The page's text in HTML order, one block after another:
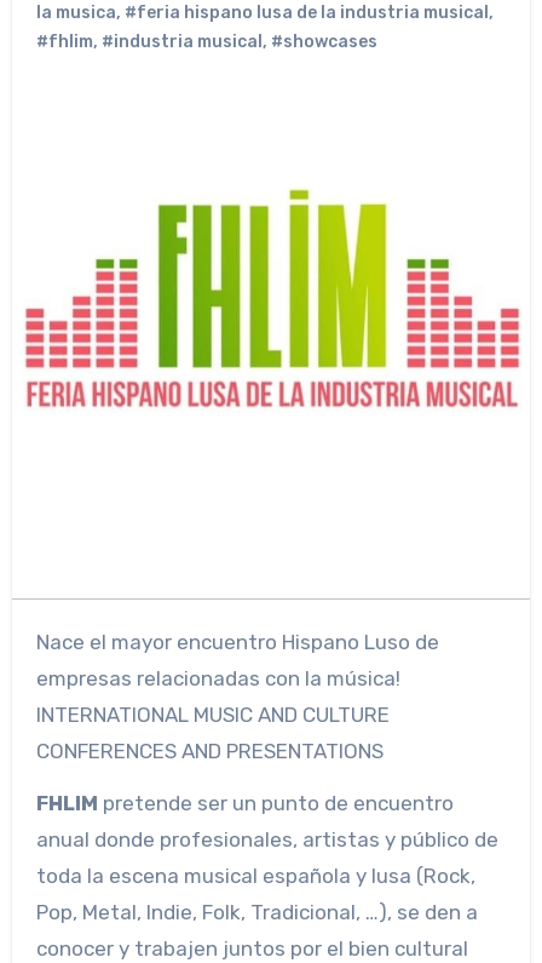
la musica, #feria hispano lusa de la industria musical ,
#fhlim, #industria musical , #showcases
Nace el mayor encuentro Hispano Luso de
empresas relacionadas con la música!
INTERNATIONAL MUSIC AND CULTURE
CONFERENCES AND PRESENTATIONS
FHLIM pretende ser un punto de encuentro
anual donde profesionales, artistas y público de
toda la escena musical española y lusa (Rock,
Pop, Metal, Indie, Folk, Tradicional, …), se den a
conocer y trabajen juntos por el bien cultural